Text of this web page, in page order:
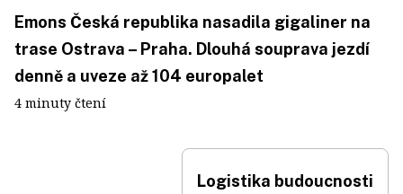
Emons Česká republika nasadila gigaliner na
trase Ostrava – Praha. Dlouhá souprava jezdí
denně a uveze až 104 europalet
4 minuty čtení
Logistika budoucnosti